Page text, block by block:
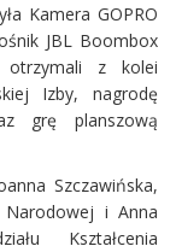
Kamera GOPRO
JBL Boombox
otrzymali z kolei
Izby, nagrodę
grę planszową
Szczawińska,
Narodowej i Anna
Kształcenia